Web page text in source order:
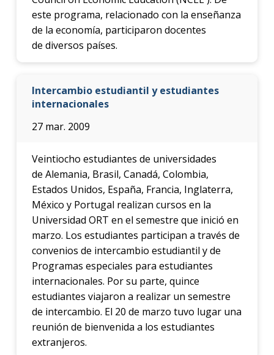
este programa, relacionado con la enseñanza
de la economía, participaron docentes
de diversos países.
Intercambio estudiantil y estudiantes
internacionales
27 mar. 2009
Veintiocho estudiantes de universidades
de Alemania, Brasil, Canadá, Colombia,
Estados Unidos, España, Francia, Inglaterra,
México y Portugal realizan cursos en la
Universidad ORT en el semestre que inició en
marzo. Los estudiantes participan a través de
convenios de intercambio estudiantil y de
Programas especiales para estudiantes
internacionales. Por su parte, quince
estudiantes viajaron a realizar un semestre
de intercambio. El 20 de marzo tuvo lugar una
reunión de bienvenida a los estudiantes
extranjeros.